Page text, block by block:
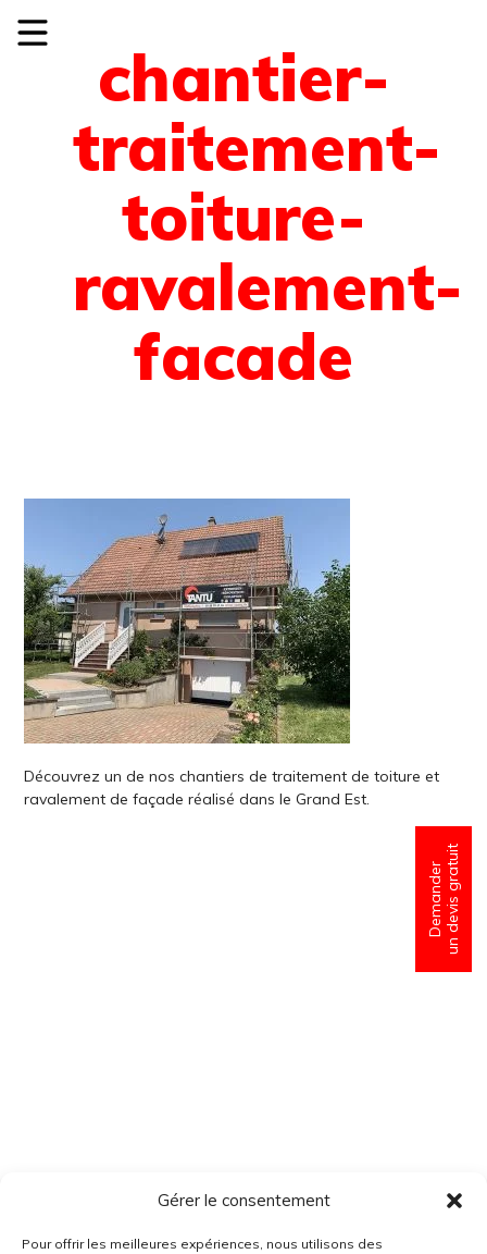
Gérer le consentement
Pour offrir les meilleures expériences, nous utilisons des
Demanderun devis gratuit
chantier-
traitement-
toiture-
ravalement-
facade
Découvrez un de nos chantiers de traitement de toiture et
ravalement de façade réalisé dans le Grand Est.